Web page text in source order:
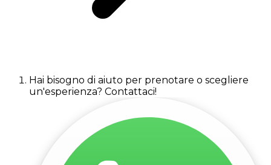
Hai bisogno di aiuto per prenotare o scegliere
un'esperienza? Contattaci!